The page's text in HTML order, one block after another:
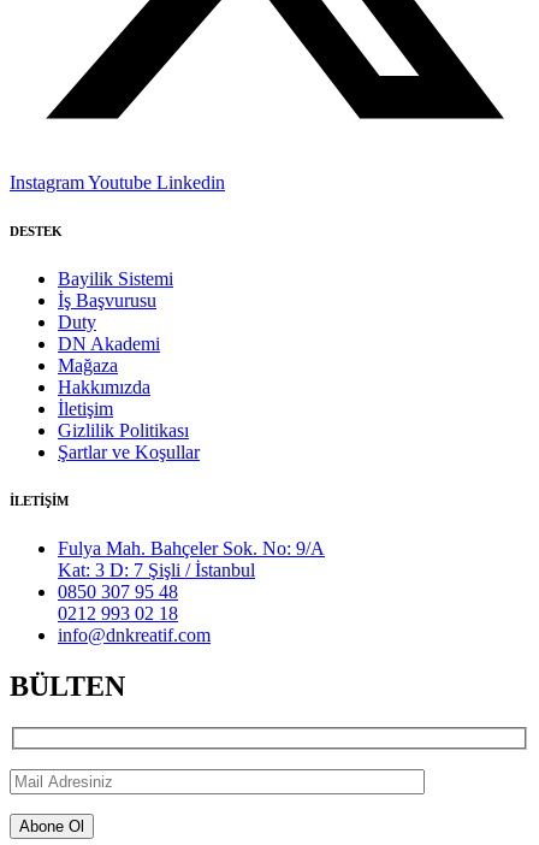
InstagramYoutube Linkedin
DESTEK
Bayilik Sistemi
İş Başvurusu
Duty
DN Akademi
Mağaza
Hakkımızda
İletişim
Gizlilik Politikası
Şartlar ve Koşullar
İLETİŞİM
Fulya Mah. Bahçeler Sok. No: 9/A
Kat: 3 D: 7 Şişli / İstanbul
0850 307 95 48
0212 993 02 18
info@dnkreatif.com
BÜLTEN